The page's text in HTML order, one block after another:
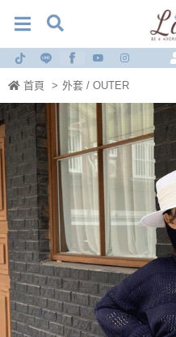
首頁 > 外套 / OUTER